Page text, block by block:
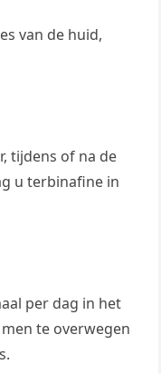
van de huid,
tijdens of na de
u terbinafine in
per dag in het
te overwegen